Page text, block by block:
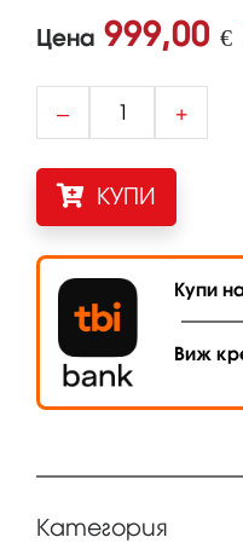
Цена 999,00 €
– +
КУПИ
Купи
Виж
Категория